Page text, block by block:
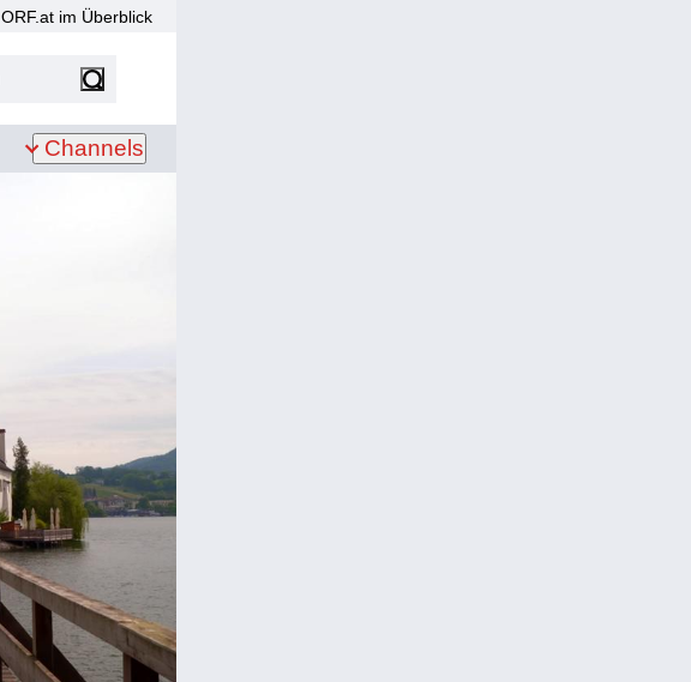
ORF.at im Überblick
Suchen
Channels